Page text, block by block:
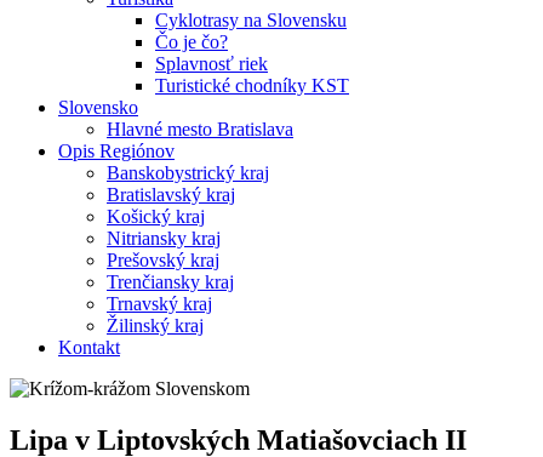
Cyklotrasy na Slovensku
Čo je čo?
Splavnosť riek
Turistické chodníky KST
Slovensko
Hlavné mesto Bratislava
Opis Regiónov
Banskobystrický kraj
Bratislavský kraj
Košický kraj
Nitriansky kraj
Prešovský kraj
Trenčiansky kraj
Trnavský kraj
Žilinský kraj
Kontakt
Lipa v Liptovských Matiašovciach II